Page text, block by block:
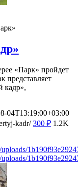
«Парк» пройдет
представляет
кадр»,
04T13:19:00+03:00
kadr/ 300 ₽ 1.2K